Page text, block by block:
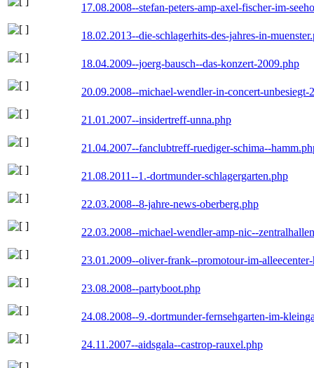
17.08.2008--stefan-peters-amp-axel-fischer-im-
18.02.2013--die-schlagerhits-des-jahres-in-
18.04.2009--joerg-bausch--das-konzert-2009.php
20.09.2008--michael-wendler-in-concert-unbesiegt-
21.01.2007--insidertreff-unna.php
21.04.2007--fanclubtreff-ruediger-schima--
21.08.2011--1.-dortmunder-schlagergarten.php
22.03.2008--8-jahre-news-oberberg.php
22.03.2008--michael-wendler-amp-nic--
23.01.2009--oliver-frank--promotour-im-
23.08.2008--partyboot.php
24.08.2008--9.-dortmunder-fernsehgarten-im-
24.11.2007--aidsgala--castrop-rauxel.php